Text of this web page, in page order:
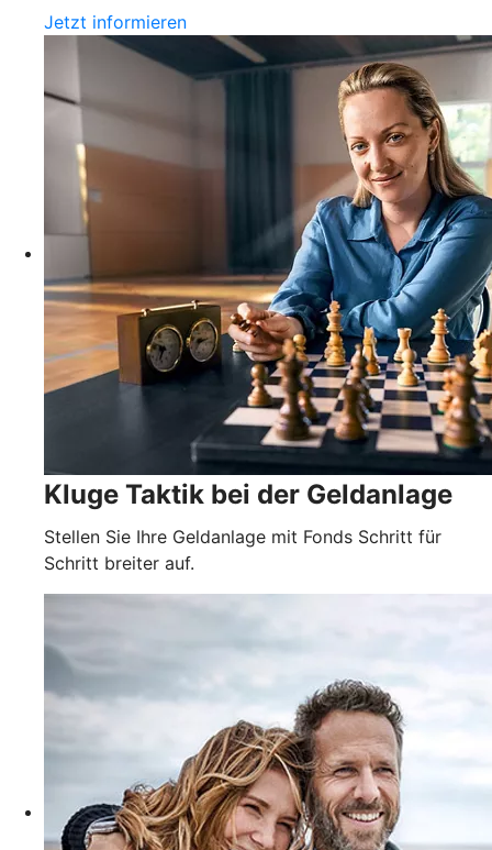
Jetzt informieren
Kluge Taktik bei der Geldanlage
Stellen Sie Ihre Geldanlage mit Fonds Schritt für
Schritt breiter auf.